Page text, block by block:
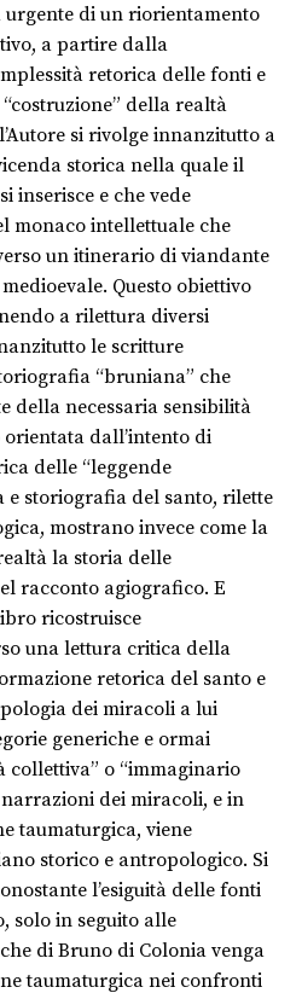
di un riorientamento
a partire dalla
retorica delle fonti e
della realtà
si rivolge innanzitutto a
storica nella quale il
inserisce e che vede
monaco intellettuale che
un itinerario di viandante
Questo obiettivo
a rilettura diversi
le scritture
“bruniana” che
della necessaria sensibilità
dall’intento di
delle “leggende
e storiografia del santo, rilette
mostrano invece come la
la storia delle
racconto agiografico. E
ricostruisce
una lettura critica della
retorica del santo e
dei miracoli a lui
generiche e ormai
collettiva” o “immaginario
dei miracoli, e in
taumaturgica, viene
storico e antropologico. Si
l’esiguità delle fonti
solo in seguito alle
di Bruno di Colonia venga
taumaturgica nei confronti